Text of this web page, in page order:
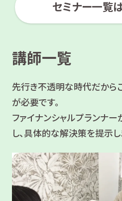
セミナー一覧
講師一覧
先行き不透明な時代だから
が必要です。
ファイナンシャルプランナ
し、具体的な解決策を提示し